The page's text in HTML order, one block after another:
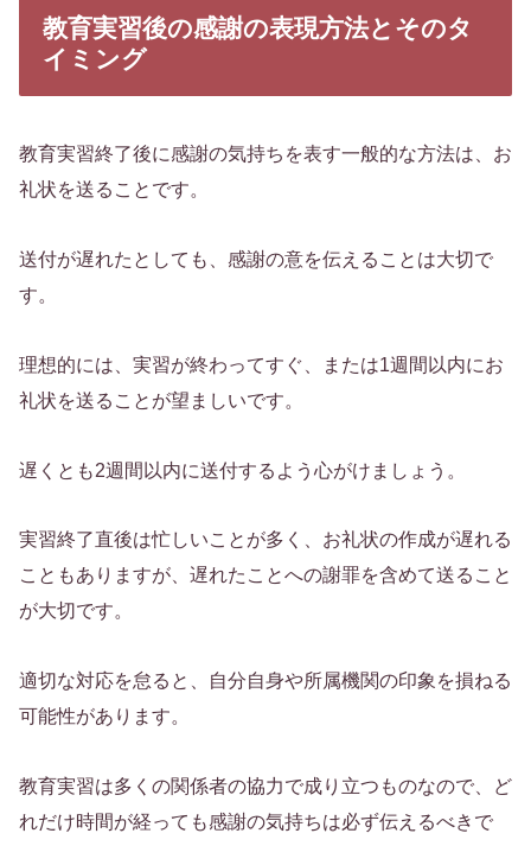
教育実習後の感謝の表現方法とそのタ
イミング
教育実習終了後に感謝の気持ちを表す一般的な方法は、お
礼状を送ることです。
送付が遅れたとしても、感謝の意を伝えることは大切で
す。
理想的には、実習が終わってすぐ、または1週間以内にお
礼状を送ることが望ましいです。
遅くとも2週間以内に送付するよう心がけましょう。
実習終了直後は忙しいことが多く、お礼状の作成が遅れる
こともありますが、遅れたことへの謝罪を含めて送ること
が大切です。
適切な対応を怠ると、自分自身や所属機関の印象を損ねる
可能性があります。
教育実習は多くの関係者の協力で成り立つものなので、ど
れだけ時間が経っても感謝の気持ちは必ず伝えるべきで